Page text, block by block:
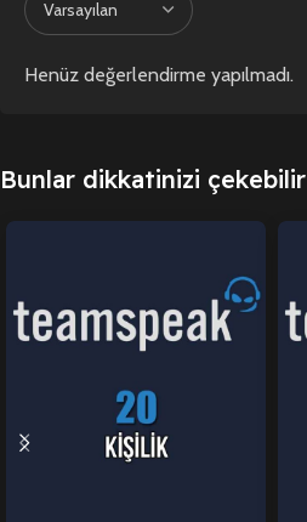
Henüz değerlendirme yapılmadı.
Bunlar dikkatinizi çekebilir